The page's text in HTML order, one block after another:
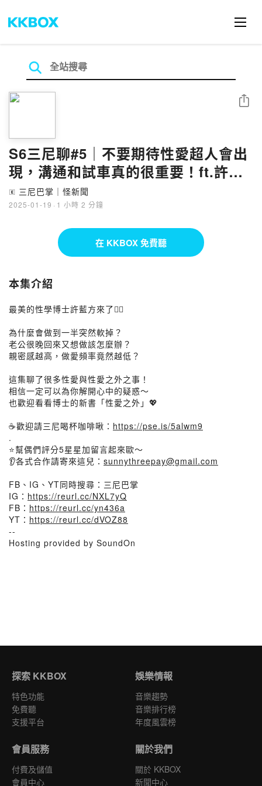
S6三尼聊#5｜不要期待性愛超人會出
現，溝通和試車真的很重要！ft.許藍
方博士
🄴 三尼巴掌｜怪新聞
2025-01-19 · 1 小時 2 分鐘
分享
在 KKBOX 免費聽
本集介紹
最美的性學博士許藍方來了❤️‍🔥
為什麼會做到一半突然軟掉？
老公很晚回來又想做該怎麼辦？
親密感越高，做愛頻率竟然越低？
這集聊了很多性愛與性愛之外之事！
相信一定可以為你解開心中的疑惑～
也歡迎看看博士的新書「性愛之外」💖
☕️歡迎請三尼喝杯咖啡啾： https://pse.is/5alwm9
.
⭐️幫偶們評分5星星加留言起來歐～
👂各式合作請寄來這兒： sunnythreepay@gmail.com
FB、IG、YT同時搜尋：三尼巴掌
IG： https://reurl.cc/NXL7yQ
FB： https://reurl.cc/yn436a
YT： https://reurl.cc/dVOZ88
--
Hosting provided by SoundOn
探索 KKBOX
特色功能
免費聽
支援平台
娛樂情報
音樂趨勢
音樂排行榜
年度風雲榜
會員服務
付費及儲值
會員中心
關於我們
關於 KKBOX
新聞中心